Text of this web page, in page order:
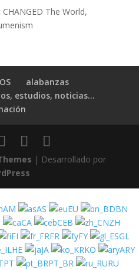
The World,
alabanzas
estudios, noticias…
| Desarrollado por
AM AS EU
BN
CA CEB
ZH
FI FR FY
GL
HE JA KO
ARY
PT PT_BR RU